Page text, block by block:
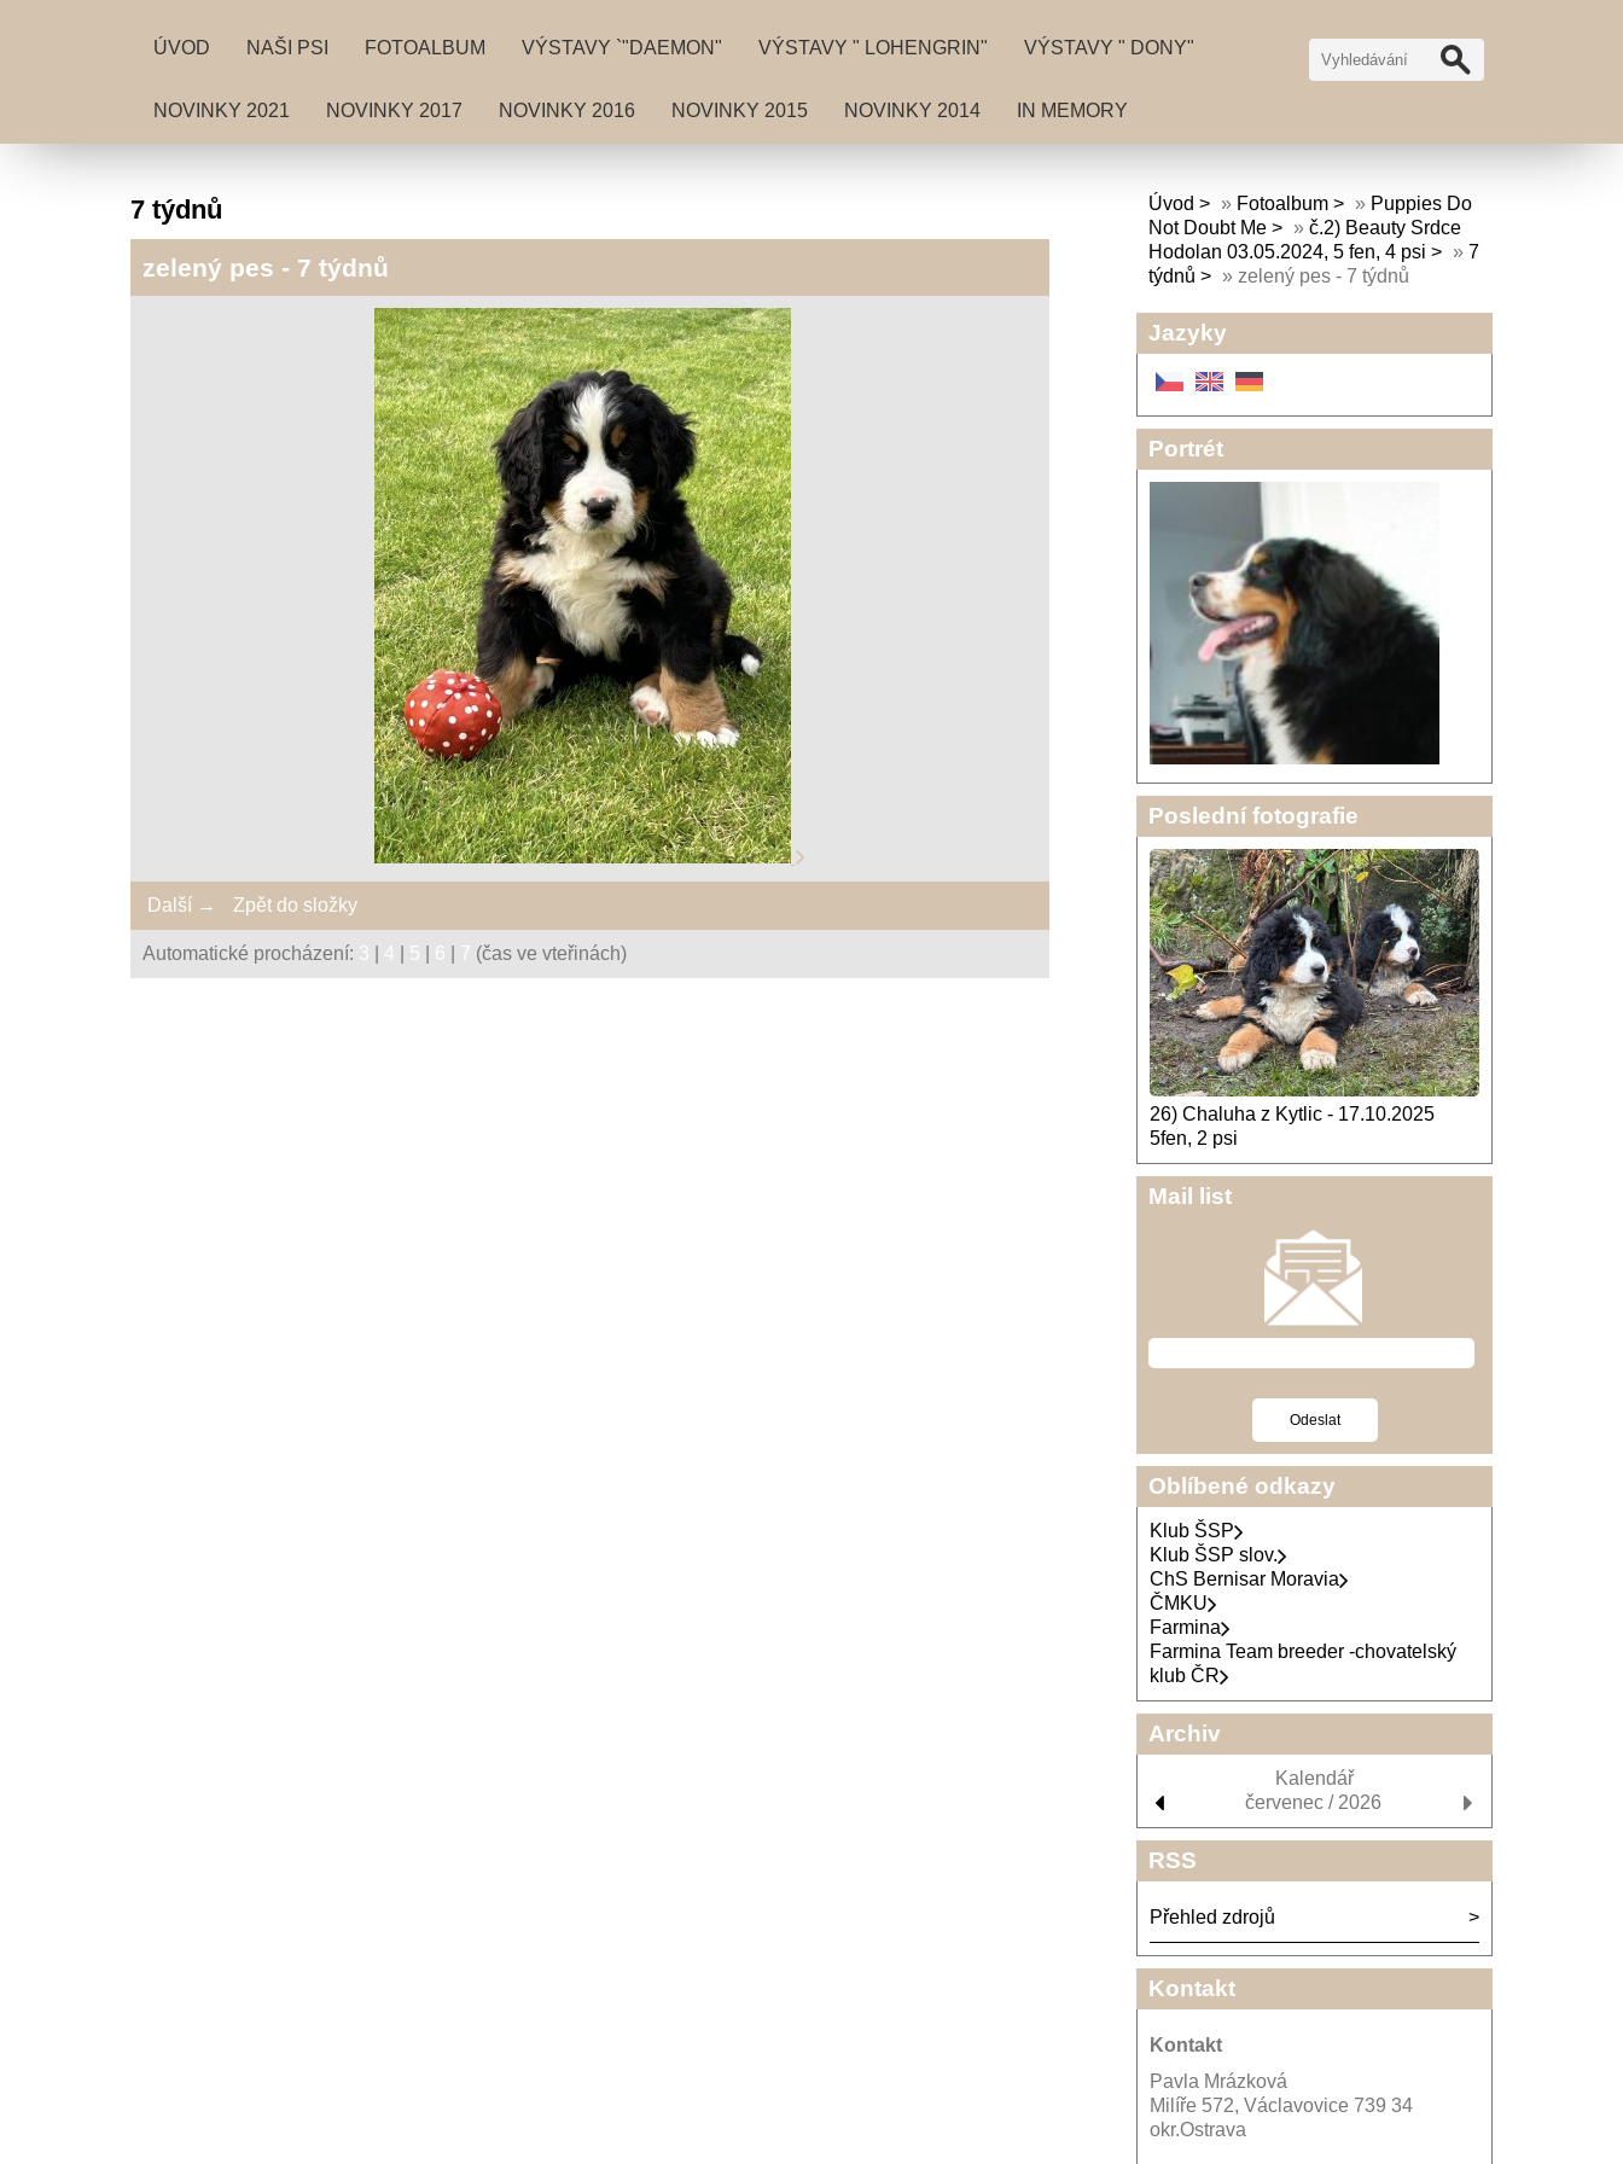
ÚVOD NAŠI PSI FOTOALBUM VÝSTAVY `"DAEMON" VÝSTAVY " LOHENGRIN" VÝSTAVY " DONY"
NOVINKY 2021 NOVINKY 2017 NOVINKY 2016 NOVINKY 2015 NOVINKY 2014 IN MEMORY
7 týdnů
zelený pes - 7 týdnů
Další → Zpět do složky
Automatické procházení: 3 4 5 6 7 (čas ve vteřinách)
Úvod » Fotoalbum » Puppies Do
Not Doubt Me
» č.2) Beauty Srdce
Hodolan 03.05.2024, 5 fen, 4 psi
» 7
týdnů
» zelený pes - 7 týdnů
Jazyky
Portrét
Poslední fotografie
26) Chaluha z Kytlic - 17.10.2025
5fen, 2 psi
Mail list
Oblíbené odkazy
Klub ŠSP
Klub ŠSP slov.
ChS Bernisar Moravia
ČMKU
Farmina
Farmina Team breeder -chovatelský
klub ČR
Archiv
Kalendář
červenec / 2026
RSS
Přehled zdrojů
Kontakt
Kontakt
Pavla Mrázková
Milíře 572, Václavovice 739 34
okr.Ostrava